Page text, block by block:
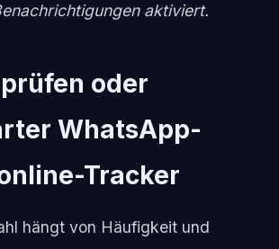
aktiviert.
oder
WhatsApp-
Tracker
hängt von Häufigkeit und